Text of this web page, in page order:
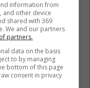
të rrallë
Kent:
të largohet nga
do ta mbështet
information from
and other device
shared with 369
We and our partners
partners.
data on the basis
to by managing
bottom of this page
consent in privacy